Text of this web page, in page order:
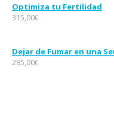
Optimiza tu Fertilidad
315,00€
Dejar de Fumar en una
285,00€